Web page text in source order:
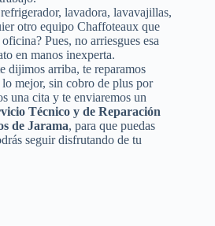
lavadora, lavavajillas,
otro equipo Chaffoteaux que
Pues, no arriesgues esa
en manos inexperta.
dijimos arriba, te reparamos
mejor, sin cobro de plus por
una cita y te enviaremos un
Técnico y de Reparación
de Jarama, para que puedas
seguir disfrutando de tu